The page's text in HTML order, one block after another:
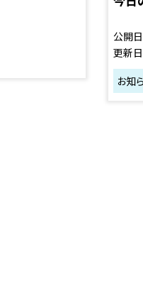
公開日
更新日
お知